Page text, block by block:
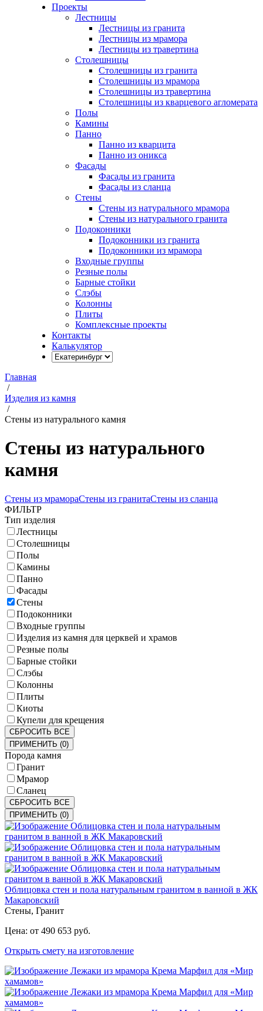
Проекты
Лестницы
Лестницы из гранита
Лестницы из мрамора
Лестницы из травертина
Столешницы
Столешницы из гранита
Столешницы из мрамора
Столешницы из травертина
Столешницы из кварцевого агломерата
Полы
Камины
Панно
Панно из кварцита
Панно из оникса
Фасады
Фасады из гранита
Фасады из сланца
Стены
Стены из натурального мрамора
Стены из натурального гранита
Подоконники
Подоконники из гранита
Подоконники из мрамора
Входные группы
Резные полы
Барные стойки
Слэбы
Колонны
Плиты
Комплексные проекты
Контакты
Калькулятор
Главная
/
Изделия из камня
/
Стены из натурального камня
Стены из натурального
камня
Стены из мрамораСтены из гранитаСтены из сланца
ФИЛЬТР
Тип изделия
Лестницы
Столешницы
Полы
Камины
Панно
Фасады
Стены
Подоконники
Входные группы
Изделия из камня для церквей и храмов
Резные полы
Барные стойки
Слэбы
Колонны
Плиты
Киоты
Купели для крещения
СБРОСИТЬ ВСЕ
ПРИМЕНИТЬ (0)
Порода камня
Гранит
Мрамор
Сланец
СБРОСИТЬ ВСЕ
ПРИМЕНИТЬ (0)
Облицовка стен и пола натуральным гранитом в ванной в ЖК
Макаровский
Стены, Гранит
Цена: от 490 653 руб.
Открыть смету на изготовление